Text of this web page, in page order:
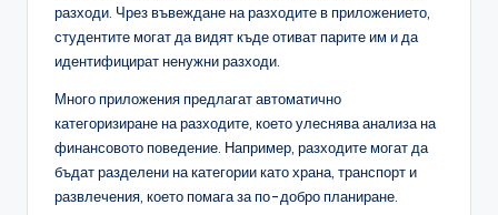
разходи. Чрез въвеждане на разходите в приложението,
студентите могат да видят къде отиват парите им и да
идентифицират ненужни разходи.
Много приложения предлагат автоматично
категоризиране на разходите, което улеснява анализа на
финансовото поведение. Например, разходите могат да
бъдат разделени на категории като храна, транспорт и
развлечения, което помага за по-добро планиране.